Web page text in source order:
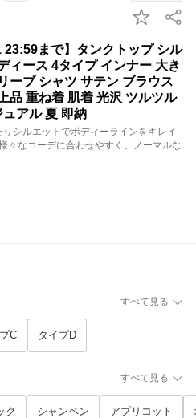
23:59まで】タンクトップ シル
ィース 4タイプ インナー 大き
ーブ シャツ サテン ブラウス
品 重ね着 肌着 光沢 ツルツル
アル 夏 即納
シルエットでボディーラインをキレイ
々なコーデに合わせやすく、ノーマルな
すべて見る
C タイプD
すべて見る
ク シャンペン アプリコット